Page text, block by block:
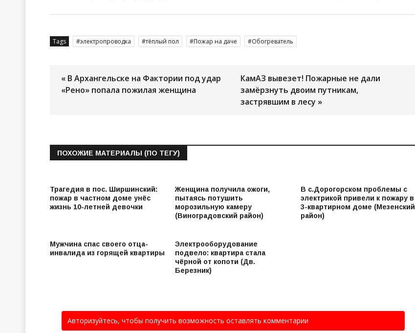
Tags электропроводка тёплый пол Пожар на даче Обогреватель
« В Архангельске на Фактории под удар
«Рено» попала пожилая женщина
КамАЗ вывезет! Пожарные не дали
замёрзнуть двоим путникам,
застрявшим в лесу »
ПОХОЖИЕ МАТЕРИАЛЫ (ПО ТЕГУ)
Трагедия в пос. Ширшинский:
пожар в частном доме унёс
жизнь 10-летней девочки
Женщина получила ожоги,
пытаясь потушить
морозильную камеру
(Виноградовский район)
В с.Дорогорском проблемы с
электрикой привели к пожару в
3-квартирном доме (Мезенский
район)
Мужчина спас своего отца-
инвалида из горящей квартиры
Электрооборудование
подвело: квартира стала
чёрной от копоти (Дв.
Березник)
Авторизуйтесь, чтобы получить возможность оставлять комментарии